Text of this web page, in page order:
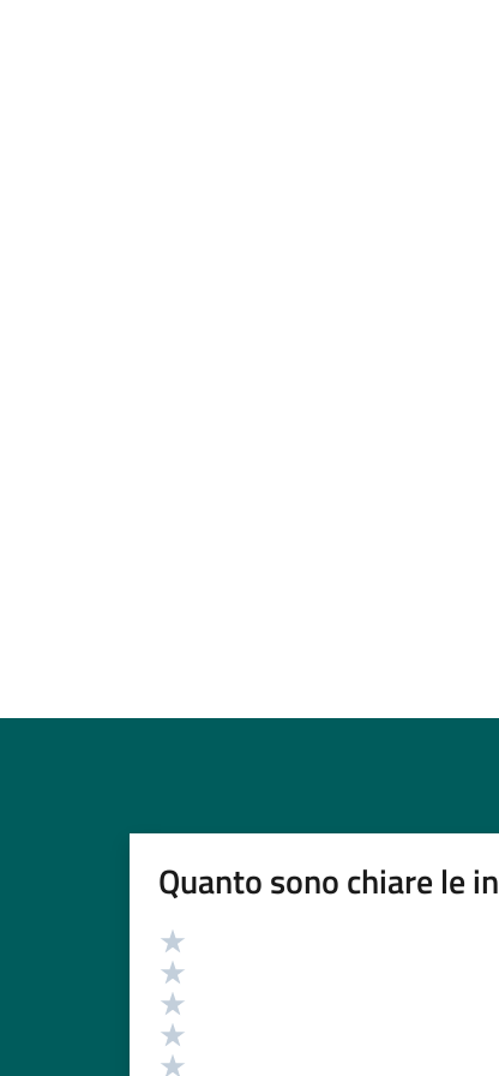
Quanto sono chiare le
Valutazione